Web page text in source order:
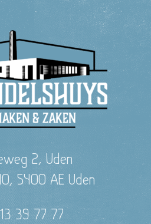
2, Uden
5400 AE Uden
39 77 77